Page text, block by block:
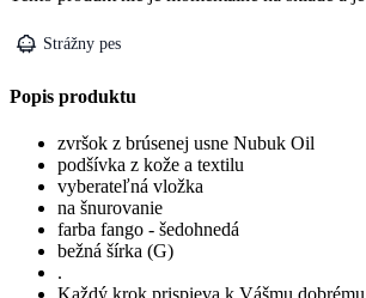
Strážny pes
Popis produktu
zvršok z brúsenej usne Nubuk Oil
podšívka z kože a textilu
vyberateľná vložka
na šnurovanie
farba fango - šedohnedá
bežná šírka (G)
.